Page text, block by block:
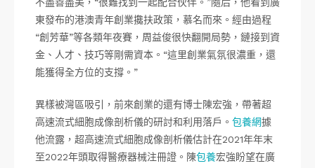
東發布的港澳青年創業攙扶政策，慕名而來。經由過程
“創芳華”等各類年夜賽，周益俊很快翻開局勢，鏈接到資
金、人才、技巧等剛需資本。“這里創業氣氛很濃重，還
能獲得全方位的支撐。”
異樣被灣區吸引，前來創業的還有博士陳宏強，帶著超
高速流式細胞成像剖析儀的研討和利用落戶。 包養網據
他流露，超高速流式細胞成像剖析儀估計在2021年年末
至2022年頭取得醫療器械注冊證。陳包養宏強盼望在廣